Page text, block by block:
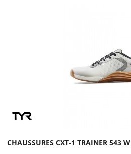
CHAUSSURES CXT-1 TRAINER 543